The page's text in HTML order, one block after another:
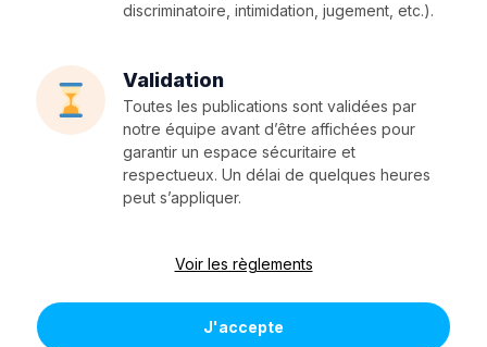
discriminatoire, intimidation, jugement, etc.).
Validation
Toutes les publications sont validées par
notre équipe avant d’être affichées pour
garantir un espace sécuritaire et
respectueux. Un délai de quelques heures
peut s’appliquer.
Voir les règlements
J'accepte